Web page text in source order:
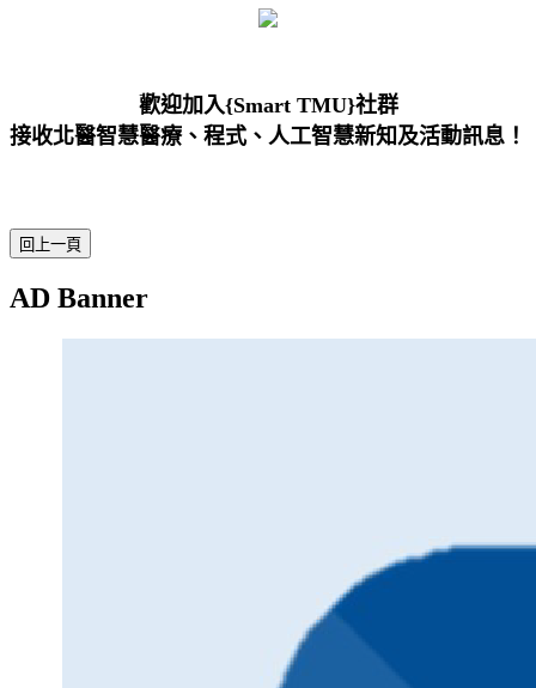
歡迎加入{Smart TMU}社群
接收北醫智慧醫療、程式、人工智慧新知及活動訊息！
AD Banner